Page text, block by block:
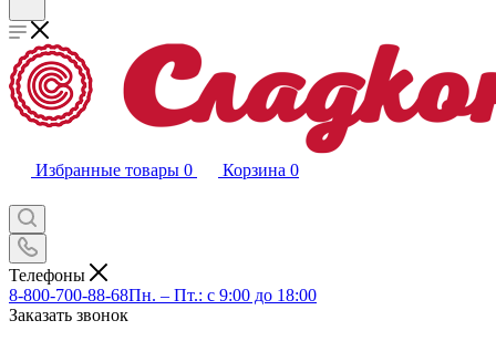
Избранные товары 0 Корзина 0
Телефоны
8-800-700-88-68Пн. – Пт.: с 9:00 до 18:00
Заказать звонок